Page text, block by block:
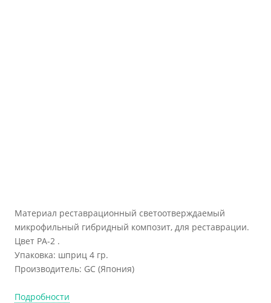
Материал реставрационный светоотверждаемый
микрофильный гибридный композит, для реставрации.
Цвет PA-2 .
Упаковка: шприц 4 гр.
Производитель: GC (Япония)
Подробности